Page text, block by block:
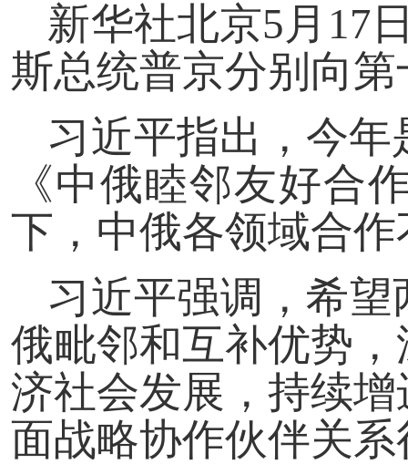
新华社北京5月17
斯总统普京分别向
习近平指出，今
《中俄睦邻友好合
下，中俄各领域合
习近平强调，希
俄毗邻和互补优势
济社会发展，持续
面战略协作伙伴关